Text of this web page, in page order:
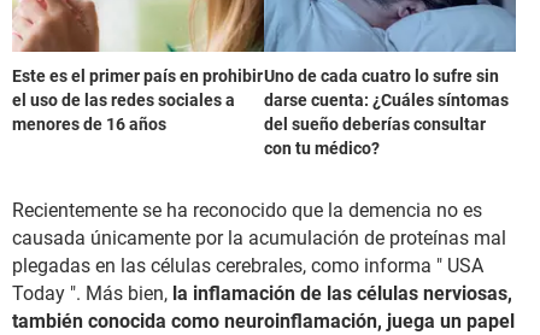
Este es el primer país en prohibir
el uso de las redes sociales a
menores de 16 años
Uno de cada cuatro lo sufre sin
darse cuenta: ¿Cuáles síntomas
del sueño deberías consultar
con tu médico?
Recientemente se ha reconocido que la demencia no es
causada únicamente por la acumulación de proteínas mal
plegadas en las células cerebrales, como informa " USA
Today ". Más bien, la inflamación de las células nerviosas,
también conocida como neuroinflamación, juega un papel